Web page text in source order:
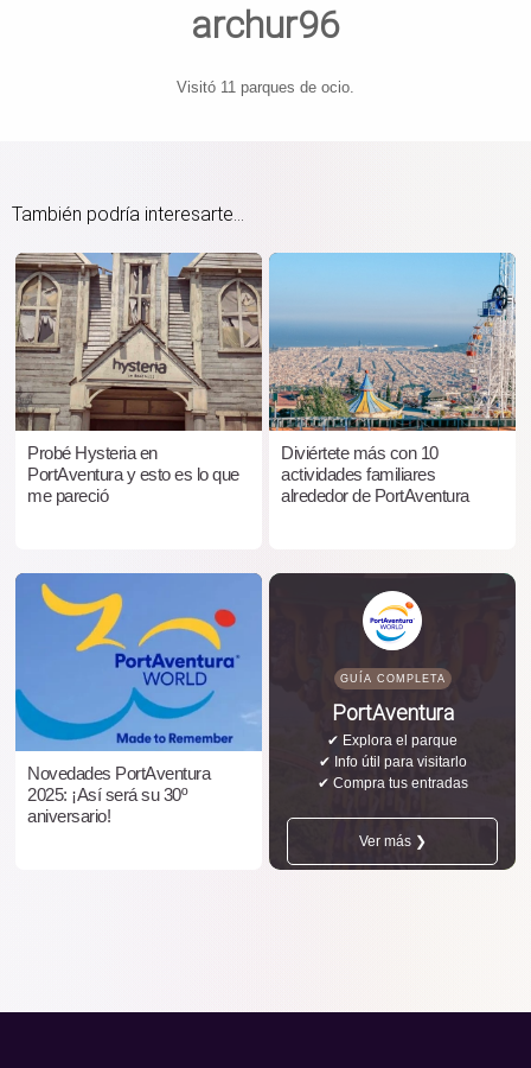
archur96
Visitó 11 parques de ocio.
También podría interesarte...
Probé Hysteria en
PortAventura y esto es lo que
me pareció
Diviértete más con 10
actividades familiares
alrededor de PortAventura
Novedades PortAventura
2025: ¡Así será su 30º
aniversario!
GUÍA COMPLETA
PortAventura
✔ Explora el parque
✔ Info útil para visitarlo
✔ Compra tus entradas
Ver más ❯